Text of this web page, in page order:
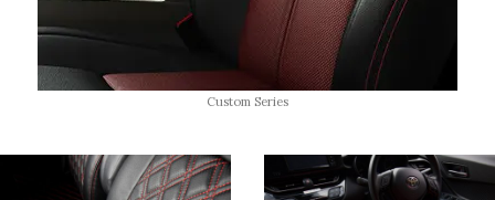
Custom Series